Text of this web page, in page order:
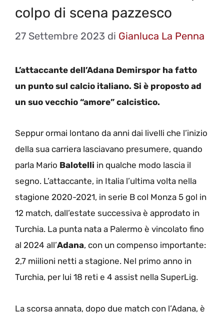
colpo di scena pazzesco
27 Settembre 2023 di Gianluca La Penna
L’attaccante dell’Adana Demirspor ha fatto
un punto sul calcio italiano. Si è proposto ad
un suo vecchio “amore” calcistico.
Seppur ormai lontano da anni dai livelli che l’inizio
della sua carriera lasciavano presumere, quando
parla Mario Balotelli in qualche modo lascia il
segno. L’attaccante, in Italia l’ultima volta nella
stagione 2020-2021, in serie B col Monza 5 gol in
12 match, dall’estate successiva è approdato in
Turchia. La punta nata a Palermo è vincolato fino
al 2024 all’Adana, con un compenso importante:
2,7 miilioni netti a stagione. Nel primo anno in
Turchia, per lui 18 reti e 4 assist nella SuperLig.
La scorsa annata, dopo due match con l’Adana, è